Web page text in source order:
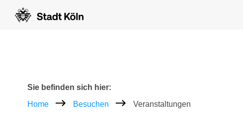
Breadcrumb
Sie befinden sich hier:
Home
Besuchen Veranstaltungen